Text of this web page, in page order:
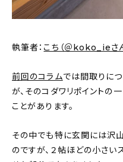
会社概要
プライバシーポリシー
執筆者： こち（＠koko_ieさ
前回のコラムでは間取りに
が、そのコダワリポイントの
ことがあります。
その中でも特に玄関には沢
のですが、２帖ほどの小さ